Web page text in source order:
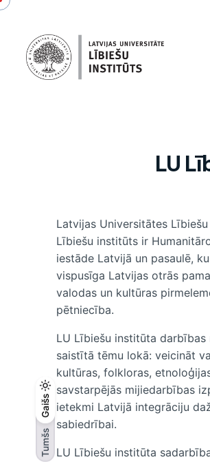
Tumšs
Gaišs
Tumšs
Gaišs
LU
Latvijas Universitātes
Lībiešu institūts ir
iestāde Latvijā un pasaulē,
vispusīga Latvijas otrās
valodas un kultūras
pētniecība.
LU Lībiešu institūta
saistītā tēmu lokā: veicināt
kultūras, folkloras,
savstarpējās mijiedarbības
ietekmi Latvijā integrāciju
sabiedrībai.
LU Lībiešu institūta